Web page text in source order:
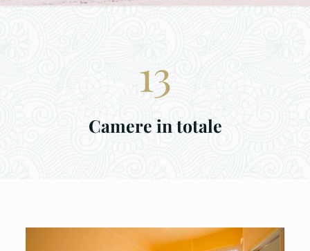
13
Camere in totale